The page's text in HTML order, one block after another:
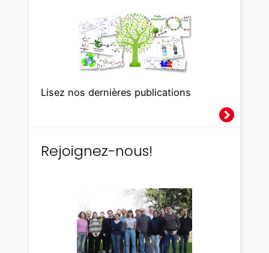
Lisez nos dernières publications
Rejoignez-nous!